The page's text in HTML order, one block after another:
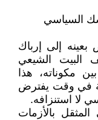
السياسي
إلى إرباك
البيت الشيعي
مكوناته، هذا
في وقت يفترض
لا استنزافه.
بالأزمات